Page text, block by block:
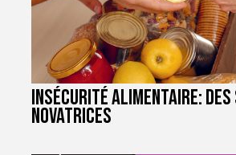
Insécurité alimentaire:
novatrices